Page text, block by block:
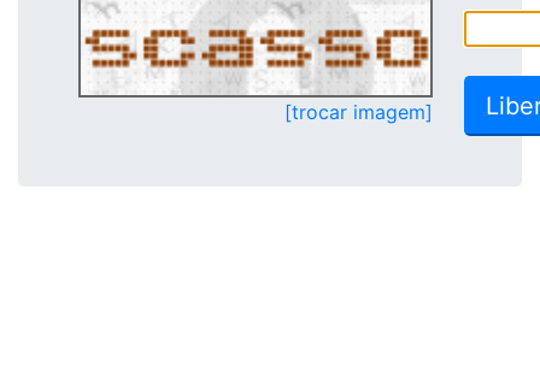
[trocar imagem]